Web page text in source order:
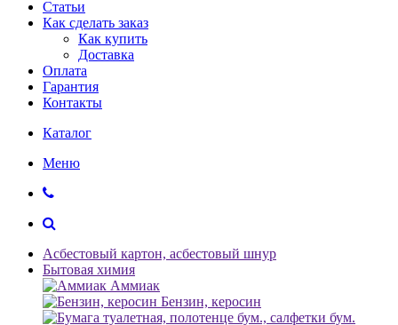
Статьи
Как сделать заказ
Как купить
Доставка
Оплата
Гарантия
Контакты
Каталог
Меню
Асбестовый картон, асбестовый шнур
Бытовая химия
Аммиак
Бензин, керосин